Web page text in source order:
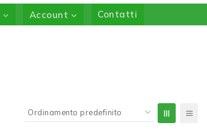
Account Contatti